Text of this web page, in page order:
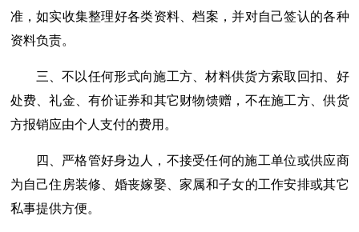
准，如实收集整理好各类资料、档案，并对自己签认的各种
资料负责。
三、不以任何形式向施工方、材料供货方索取回扣、好
处费、礼金、有价证券和其它财物馈赠，不在施工方、供货
方报销应由个人支付的费用。
四、严格管好身边人，不接受任何的施工单位或供应商
为自己住房装修、婚丧嫁娶、家属和子女的工作安排或其它
私事提供方便。